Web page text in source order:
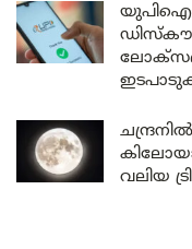
യുപിഐ
ലോക്സഭ
വലിയ